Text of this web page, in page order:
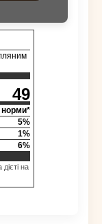
49
норми*
5%
1%
6%
на